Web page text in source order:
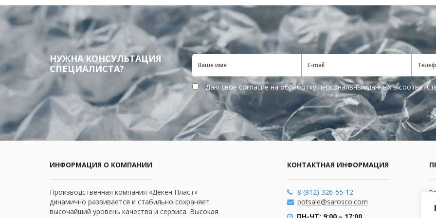
НУЖНА КОНСУЛЬТАЦИЯ
СПЕЦИАЛИСТА?
Даю своё согласие на обработку персональных данных в
ИНФОРМАЦИЯ О КОМПАНИИ
Производственная компания «Декен Пласт»
динамично развивается и стабильно сохраняет
высочайший уровень качества и сервиса. Высокая
КОНТАКТНАЯ ИНФОРМАЦИЯ
8 (812) 326-55-12
potsale@sarosco.com